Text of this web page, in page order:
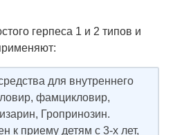
герпеса 1 и 2 типов и
для внутреннего
фамцикловир,
Гропринозин.
к приему детям с 3-х лет,